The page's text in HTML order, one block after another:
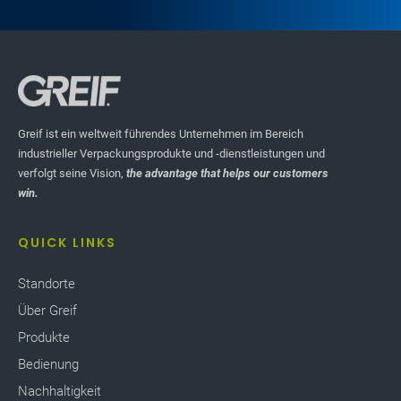
wechselt, beschreibt unser Kollege, der die Münze
beobachtetes Verhalten erzielt hat, und verstärkt
so Anerkennung und Führung.
Greif ist ein weltweit führendes Unternehmen im Bereich
industrieller Verpackungsprodukte und -dienstleistungen und
verfolgt seine Vision, the advantage that helps our customers
win.
QUICK LINKS
Standorte
Über Greif
Produkte
Bedienung
Nachhaltigkeit